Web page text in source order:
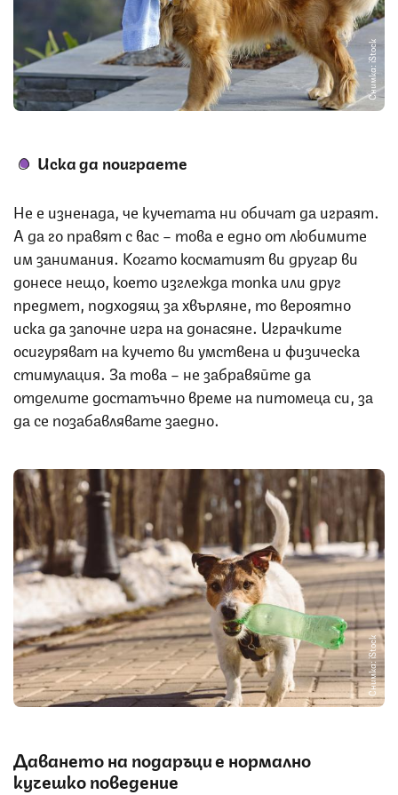
Снимка: iStock
Иска да поиграете
Не е изненада, че кучетата ни обичат да играят.
А да го правят с вас – това е едно от любимите
им занимания. Когато косматият ви другар ви
донесе нещо, което изглежда топка или друг
предмет, подходящ за хвърляне, то вероятно
иска да започне игра на донасяне. Играчките
осигуряват на кучето ви умствена и физическа
стимулация. За това – не забравяйте да
отделите достатъчно време на питомеца си, за
да се позабавлявате заедно.
Снимка: iStock
Даването на подаръци е нормално
кучешко поведение